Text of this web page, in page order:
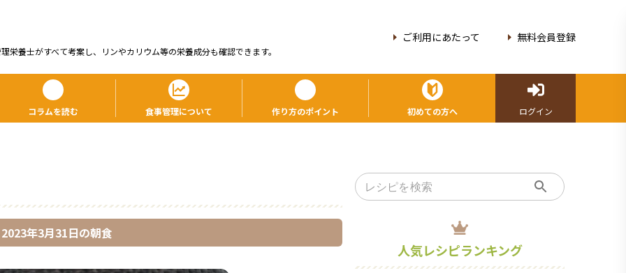
栄養⼠がすべて考案し、リンやカリウム等の栄養成分も確認できます。
ご利用にあたって 無料会員登録
コラムを読む 食事管理について 作り方のポイント 初めての方へ ログイン
2023年3月31日の朝食
人気レシピランキング